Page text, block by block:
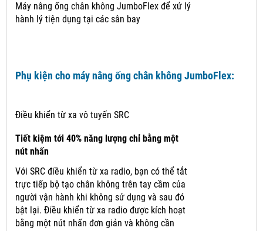
Máy nâng ống chân không JumboFlex để xử lý
hành lý tiện dụng tại các sân bay
Phụ kiện cho máy nâng ống chân không JumboFlex:
Điều khiển từ xa vô tuyến SRC
Tiết kiệm tới 40% năng lượng chỉ bằng một
nút nhấn
Với SRC điều khiển từ xa radio, bạn có thể tắt
trực tiếp bộ tạo chân không trên tay cầm của
người vận hành khi không sử dụng và sau đó
bật lại. Điều khiển từ xa radio được kích hoạt
bằng một nút nhấn đơn giản và không cần